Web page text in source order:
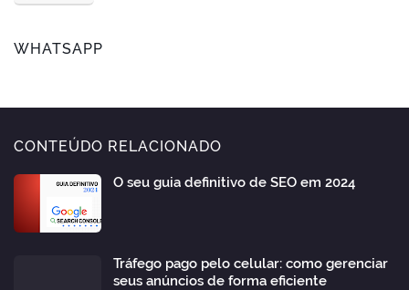
WHATSAPP
CONTEÚDO RELACIONADO
O seu guia definitivo de SEO em 2024
Tráfego pago pelo celular: como gerenciar
seus anúncios de forma eficiente